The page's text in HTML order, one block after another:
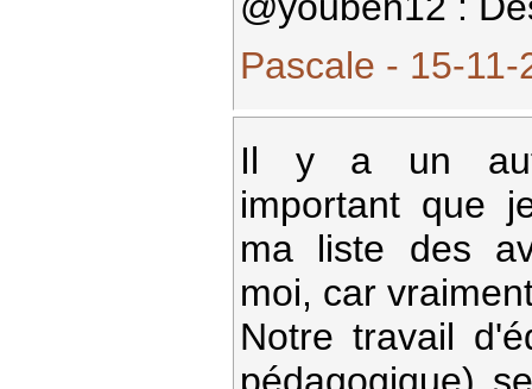
Pascale - 15-
Il y a un
important que
ma liste des
moi, car
Notre travail